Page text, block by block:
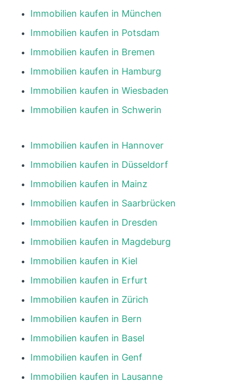
Immobilien kaufen in München
Immobilien kaufen in Potsdam
Immobilien kaufen in Bremen
Immobilien kaufen in Hamburg
Immobilien kaufen in Wiesbaden
Immobilien kaufen in Schwerin
Immobilien kaufen in Hannover
Immobilien kaufen in Düsseldorf
Immobilien kaufen in Mainz
Immobilien kaufen in Saarbrücken
Immobilien kaufen in Dresden
Immobilien kaufen in Magdeburg
Immobilien kaufen in Kiel
Immobilien kaufen in Erfurt
Immobilien kaufen in Zürich
Immobilien kaufen in Bern
Immobilien kaufen in Basel
Immobilien kaufen in Genf
Immobilien kaufen in Lausanne